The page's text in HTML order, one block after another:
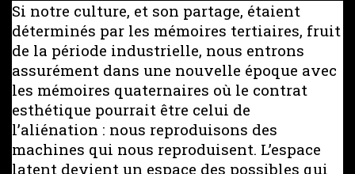
Si notre culture, et son partage, étaient
déterminés par les mémoires tertiaires, fruit
de la période industrielle, nous entrons
assurément dans une nouvelle époque avec
les mémoires quaternaires où le contrat
esthétique pourrait être celui de
l’aliénation : nous reproduisons des
machines qui nous reproduisent. L’espace
latent devient un espace des possibles qui